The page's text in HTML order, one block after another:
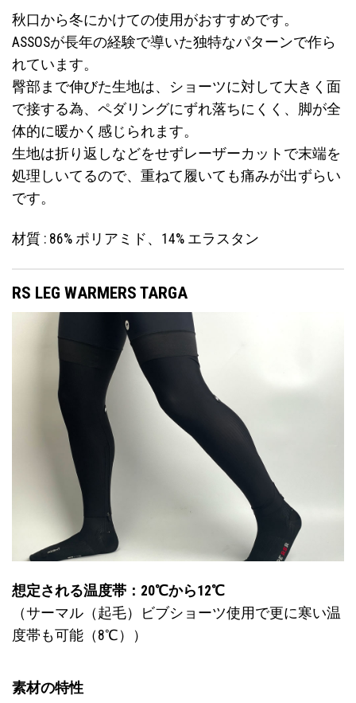
秋口から冬にかけての使用がおすすめです。
ASSOSが長年の経験で導いた独特なパターンで作ら
れています。
臀部まで伸びた生地は、ショーツに対して大きく面
で接する為、ペダリングにずれ落ちにくく、脚が全
体的に暖かく感じられます。
生地は折り返しなどをせずレーザーカットで末端を
処理しいてるので、重ねて履いても痛みが出ずらい
です。
材質 : 86% ポリアミド、14% エラスタン
RS LEG WARMERS TARGA
想定される温度帯：20℃から12℃
（サーマル（起毛）ビブショーツ使用で更に寒い温
度帯も可能（8℃））
素材の特性